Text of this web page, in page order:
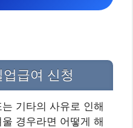
급여 신청
기타의 사유로 인해
경우라면 어떻게 해